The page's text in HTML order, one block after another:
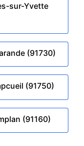
sur-Yvette
(91730)
(91750)
(91160)